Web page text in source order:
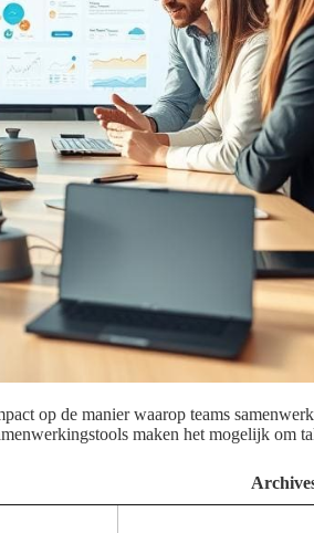
op de manier waarop teams
maken het mogelijk